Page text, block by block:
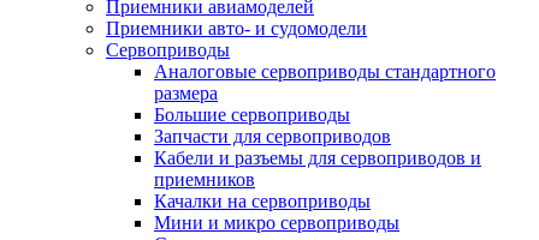
Приемники авиамоделей
Приемники авто- и судомодели
Сервоприводы
Аналоговые сервоприводы стандартного
размера
Большие сервоприводы
Запчасти для сервоприводов
Кабели и разъемы для сервоприводов и
приемников
Качалки на сервоприводы
Мини и микро сервоприводы